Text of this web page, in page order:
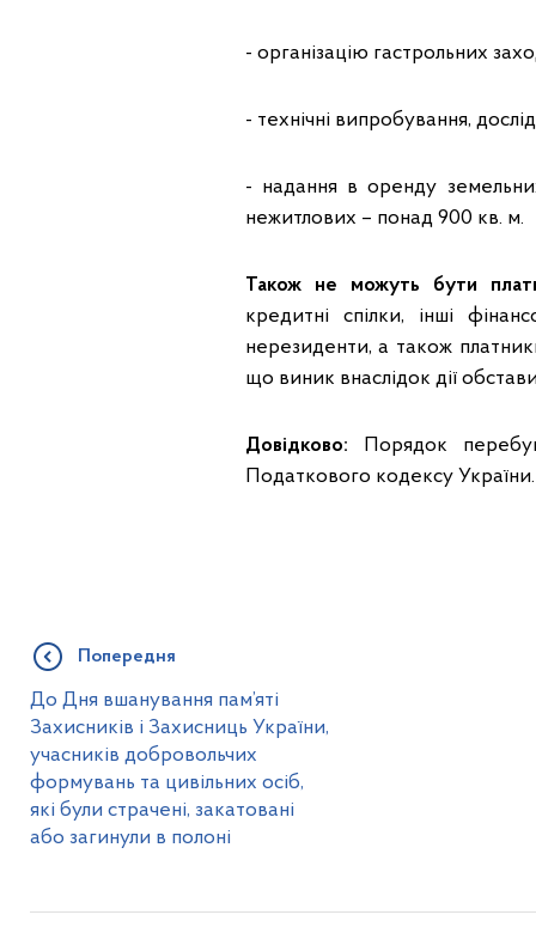
- організацію гастрольних
- технічні випробування,
- надання в оренду
нежитлових – понад 900 кв. м.
Також не можуть бути
кредитні спілки, інші
нерезиденти, а також
що виник внаслідок дії
Довідково: Порядок
Податкового кодексу України.
Попередня
До Дня вшанування пам’яті
Захисників і Захисниць України,
учасників добровольчих
формувань та цивільних осіб,
які були страчені, закатовані
або загинули в полоні